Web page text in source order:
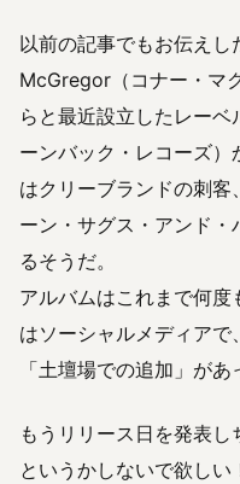
以前の記事でもお伝え
McGregor（コナー・マ
らと最近設立したレー
ーンバック・レコーズ
はクリーブランドの刺
ーン・サグス・アンド
るそうだ。
アルバムはこれまで何度
はソーシャルメディア
「土壇場での追加」が
もうリリース日を発表
というかしないで欲しい